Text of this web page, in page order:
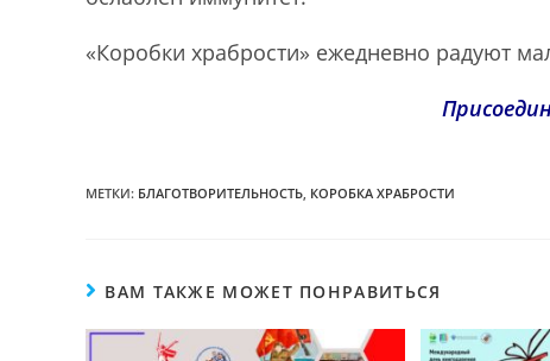
«Коробки храбрости» ежедневно радуют
МЕТКИ: БЛАГОТВОРИТЕЛЬНОСТЬ, КОРОБКА ХРАБРОСТИ
ВАМ ТАКЖЕ МОЖЕТ ПОНРАВИТЬСЯ